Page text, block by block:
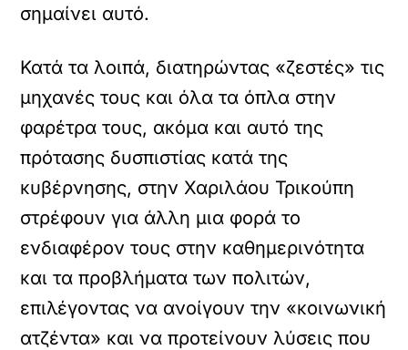
σημαίνει αυτό.
Κατά τα λοιπά, διατηρώντας «ζεστές» τις
μηχανές τους και όλα τα όπλα στην
φαρέτρα τους, ακόμα και αυτό της
πρότασης δυσπιστίας κατά της
κυβέρνησης, στην Χαριλάου Τρικούπη
στρέφουν για άλλη μια φορά το
ενδιαφέρον τους στην καθημερινότητα
και τα προβλήματα των πολιτών,
επιλέγοντας να ανοίγουν την «κοινωνική
ατζέντα» και να προτείνουν λύσεις που